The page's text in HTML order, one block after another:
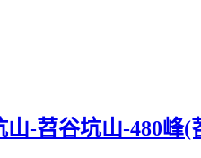
-苕谷坑山-480峰(